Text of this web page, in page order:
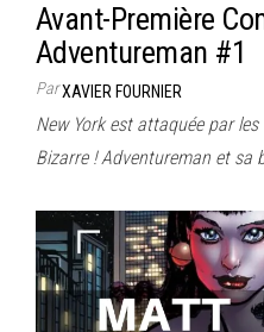
Avant-Première
Adventureman #1
ParXAVIER FOURNIER
New York est attaquée par
Bizarre ! Adventureman et sa